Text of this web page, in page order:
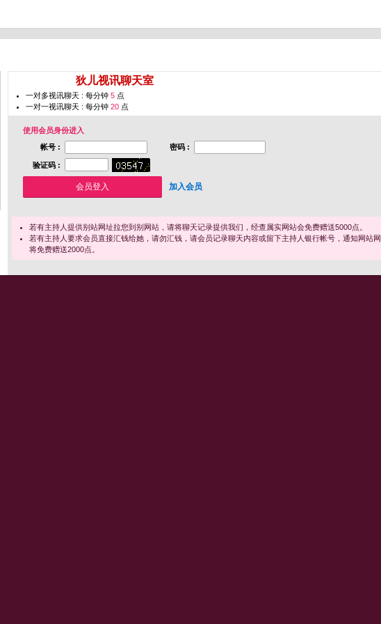
狄儿视讯聊天室
一对多视讯聊天 : 每分钟 5 点
一对一视讯聊天 : 每分钟 20 点
使用会员身份进入
帐号 :
密码 :
验证码 :
加入会员
若有主持人提供别站网址拉您到别网站，请将聊天记录提供我们，经查属实网站会免费赠送5000点。
若有主持人要求会员直接汇钱给她，请勿汇钱，请会员记录聊天内容或留下主持人银行帐号，通知网站
将免费赠送2000点。